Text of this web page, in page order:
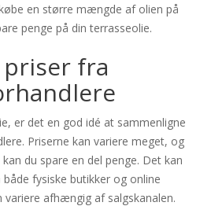
en større mængde af olien på
penge på din terrasseolie.
fra
er det en god idé at sammenligne
Priserne kan variere meget, og
du spare en del penge. Det kan
fysiske butikker og online
variere afhængig af salgskanalen.